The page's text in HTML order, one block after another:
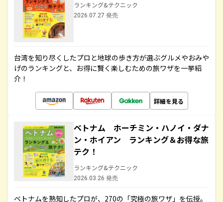
ランキング&テクニック
2026.07.27 発売
台湾を知り尽くしたプロと地球の歩き方が選ぶグルメやおみや
げのランキングと、お得に賢く楽しむための旅ワザを一挙紹
介！
詳細を見る
ベトナム ホーチミン・ハノイ・ダナ
ン・ホイアン ランキング＆お得な旅
テク！
ランキング&テクニック
2026.03.26 発売
ベトナムを熟知したプロが、270の「究極の旅ワザ」を伝授。